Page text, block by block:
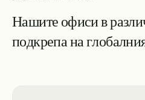
Нашитеофисивразли
подкрепанаглобални